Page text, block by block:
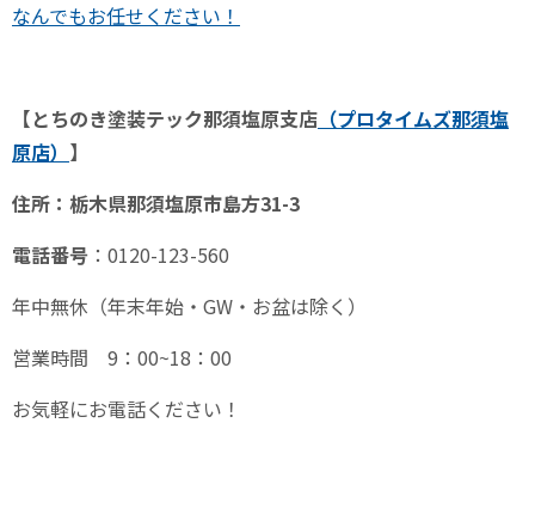
なんでもお任せください！
【とちのき塗装テック那須塩原支店 （プロタイムズ那須塩
原店） 】
住所：栃木県那須塩原市島方31-3
電話番号 ： 0120-123-560
年中無休（年末年始・ GW ・お盆は除く）
営業時間 9 ： 00~18 ： 00
お気軽にお電話ください！